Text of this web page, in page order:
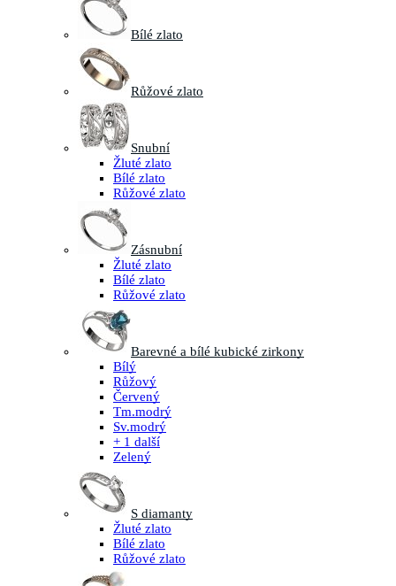
Bílé zlato
Růžové zlato
Snubní
Žluté zlato
Bílé zlato
Růžové zlato
Zásnubní
Žluté zlato
Bílé zlato
Růžové zlato
Barevné a bílé kubické zirkony
Bílý
Růžový
Červený
Tm.modrý
Sv.modrý
+ 1 další
Zelený
S diamanty
Žluté zlato
Bílé zlato
Růžové zlato